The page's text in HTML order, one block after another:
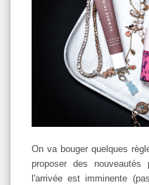
On va bouger quelques
proposer des
l'arrivée est imminente